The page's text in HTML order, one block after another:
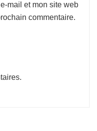
mail et mon site web
commentaire.